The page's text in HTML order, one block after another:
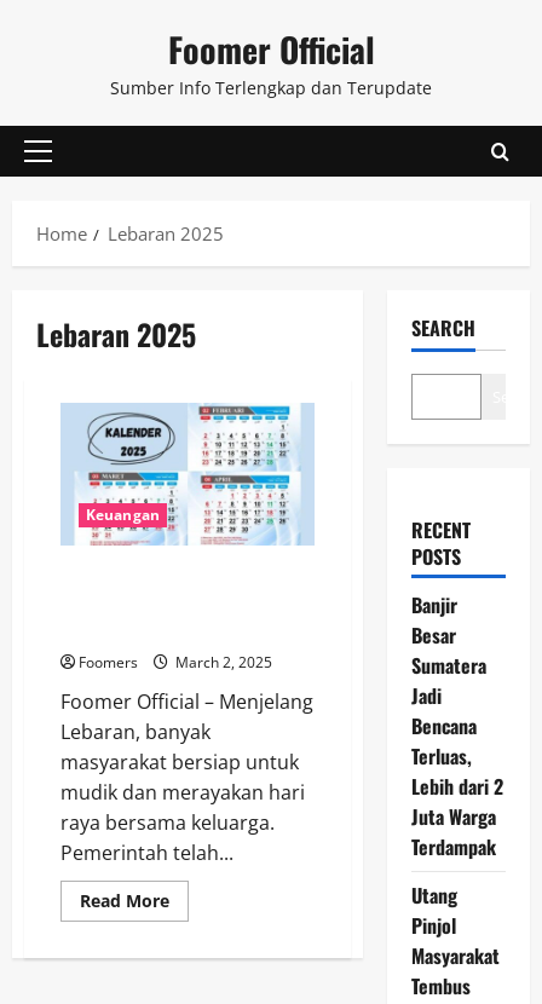
Foomer Official
Sumber Info Terlengkap dan Terupdate
Primary
Home
Lebaran 2025
Lebaran 2025
Keuangan
Foomers March 2, 2025
Foomer Official – Menjelang
Lebaran, banyak
masyarakat bersiap untuk
mudik dan merayakan hari
raya bersama keluarga.
Pemerintah telah...
Read MoreRead
more
Lebaran
SEARCH
RECENT
POSTS
Banjir
Besar
Sumatera
Jadi
Bencana
Terluas,
Lebih dari 2
Juta Warga
Terdampak
Utang
Pinjol
Masyarakat
Tembus